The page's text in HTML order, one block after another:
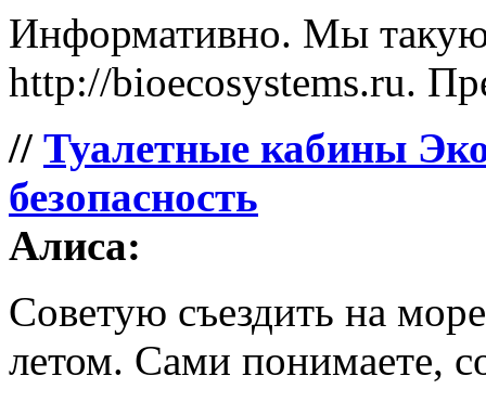
Информативно. Мы такую
http://bioecosystems.ru.
// Туалетные кабины
безопасность
Алиса:
Советую съездить на
летом. Сами понимаете,